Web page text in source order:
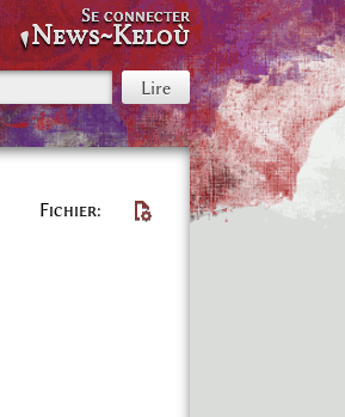
News~Keloù
Se connecter
Fichier